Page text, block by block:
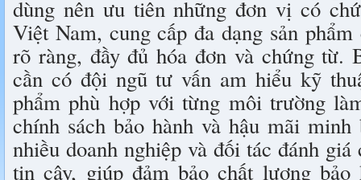
dùng nên ưu tiên những đơn vị có
Việt Nam, cung cấp đa dạng sản
rõ ràng, đầy đủ hóa đơn và chứng từ.
cần có đội ngũ tư vấn am hiểu kỹ
phẩm phù hợp với từng môi trường
chính sách bảo hành và hậu mãi
nhiều doanh nghiệp và đối tác đánh
tin cậy, giúp đảm bảo chất lượng